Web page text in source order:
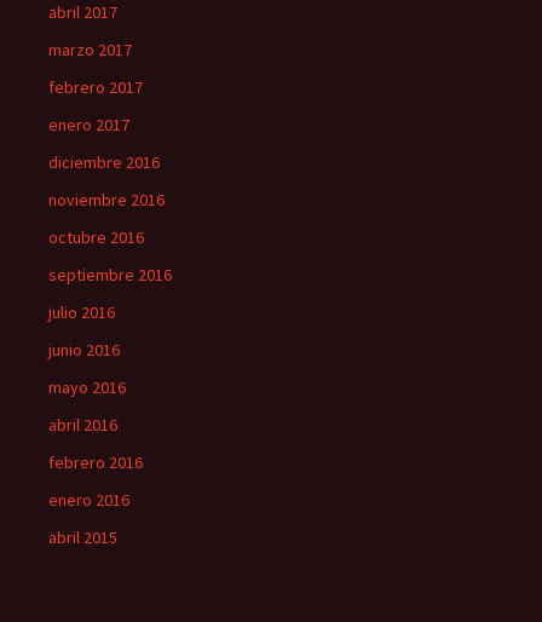
abril 2017
marzo 2017
febrero 2017
enero 2017
diciembre 2016
noviembre 2016
octubre 2016
septiembre 2016
julio 2016
junio 2016
mayo 2016
abril 2016
febrero 2016
enero 2016
abril 2015